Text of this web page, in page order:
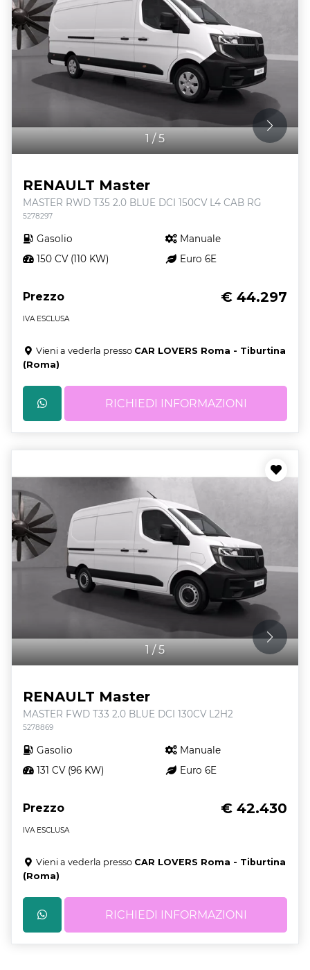
1/5
RENAULT Master
MASTER RWD T35 2.0 BLUE DCI 150CV L4 CAB RG
5278297
Gasolio
Manuale
150 CV (110 KW)
Euro 6E
Prezzo € 44.297
IVA ESCLUSA
Vieni a vederla presso CAR LOVERS Roma - Tiburtina
(Roma)
RICHIEDI INFORMAZIONI
1/5
RENAULT Master
MASTER FWD T33 2.0 BLUE DCI 130CV L2H2
5278869
Gasolio
Manuale
131 CV (96 KW)
Euro 6E
Prezzo € 42.430
IVA ESCLUSA
Vieni a vederla presso CAR LOVERS Roma - Tiburtina
(Roma)
RICHIEDI INFORMAZIONI